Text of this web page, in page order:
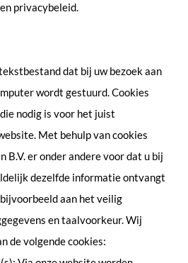
privacybeleid.
dat bij uw bezoek aan
wordt gestuurd. Cookies
nodig is voor het juist
Met behulp van cookies
B.V. er onder andere voor dat u bij
dezelfde informatie ontvangt
aan het veilig
en taalvoorkeur. Wij
de volgende cookies: